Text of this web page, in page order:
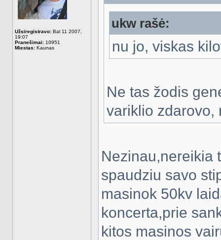
Užsiregistravo: Bal 11 2007,
19:07
Pranešimai: 10951
Miestas: Kaunas
ukw rašė:
nu jo, viskas
Ne tas žodis
variklio zdarovo,
Nezinau,nereikia
spaudziu savo
masinok 50kv
koncerta,prie
kitos masinos